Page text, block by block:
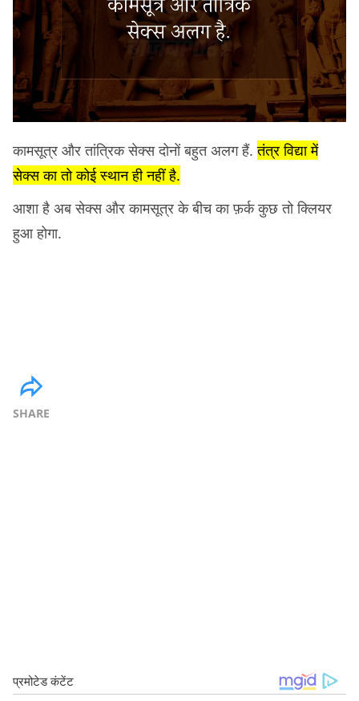
कामसूत्र और तांत्रिक सेक्स दोनों बहुत अलग हैं.तंत्र विद्या में
सेक्स का तो कोई स्थान ही नहीं है.
आशा है अब सेक्स और कामसूत्र के बीच का फ़र्क कुछ तो क्लियर
हुआ होगा.
SHARE